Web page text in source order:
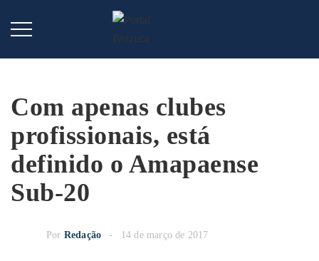
Com apenas clubes
profissionais, está
definido o Amapaense
Sub-20
Por Redação 14 de março de 2017